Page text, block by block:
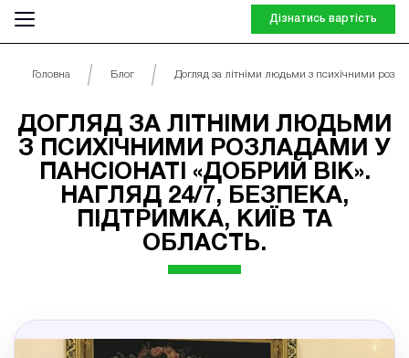
Дізнатись вартість
Головна Блог Догляд за літніми людьми з психічними
ДОГЛЯД ЗА ЛІТНІМИ ЛЮДЬМИ
З ПСИХІЧНИМИ РОЗЛАДАМИ У
ПАНСІОНАТІ «ДОБРИЙ ВІК».
НАГЛЯД 24/7, БЕЗПЕКА,
ПІДТРИМКА, КИЇВ ТА
ОБЛАСТЬ.